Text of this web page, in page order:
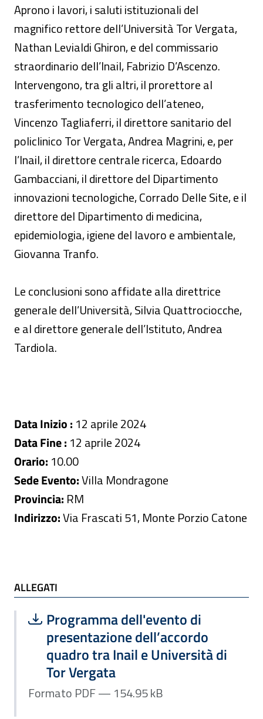
Aprono i lavori, i saluti istituzionali del
magnifico rettore dell’Università Tor Vergata,
Nathan Levialdi Ghiron, e del commissario
straordinario dell’Inail, Fabrizio D’Ascenzo.
Intervengono, tra gli altri, il prorettore al
trasferimento tecnologico dell’ateneo,
Vincenzo Tagliaferri, il direttore sanitario del
policlinico Tor Vergata, Andrea Magrini, e, per
l’Inail, il direttore centrale ricerca, Edoardo
Gambacciani, il direttore del Dipartimento
innovazioni tecnologiche, Corrado Delle Site, e il
direttore del Dipartimento di medicina,
epidemiologia, igiene del lavoro e ambientale,
Giovanna Tranfo.
Le conclusioni sono affidate alla direttrice
generale dell’Università, Silvia Quattrociocche,
e al direttore generale dell’Istituto, Andrea
Tardiola.
Data Inizio : 12 aprile 2024
Data Fine : 12 aprile 2024
Orario: 10.00
Sede Evento:Villa Mondragone
Provincia: RM
Indirizzo:Via Frascati 51, Monte Porzio Catone
ALLEGATI e TI POTREBBE INTERESSARE
ALLEGATI
Scarica file:
Programma dell'evento di
presentazione dell’accordo
quadro tra Inail e Università di
Tor Vergata
Formato PDF — Dimensione 154.95 kB
Formato PDF — 154.95 kB